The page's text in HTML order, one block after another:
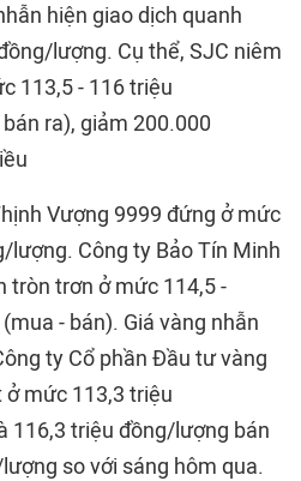
hiện giao dịch quanh
lượng. Cụ thể, SJC niêm
113,5 - 116 triệu
ra), giảm 200.000
Vượng 9999 đứng ở mức
lượng. Công ty Bảo Tín Minh
tròn trơn ở mức 114,5 -
- bán). Giá vàng nhẫn
ty Cổ phần Đầu tư vàng
ở mức 113,3 triệu
116,3 triệu đồng/lượng bán
so với sáng hôm qua.